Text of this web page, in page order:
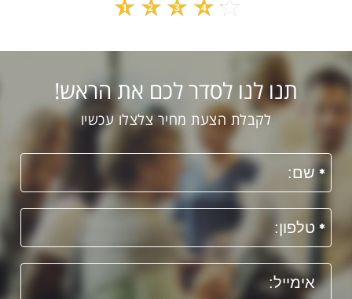
1 2 3 4 5
תנו לנו לסדר לכם את הראש!
לקבלת הצעת מחיר צלצלו עכשיו